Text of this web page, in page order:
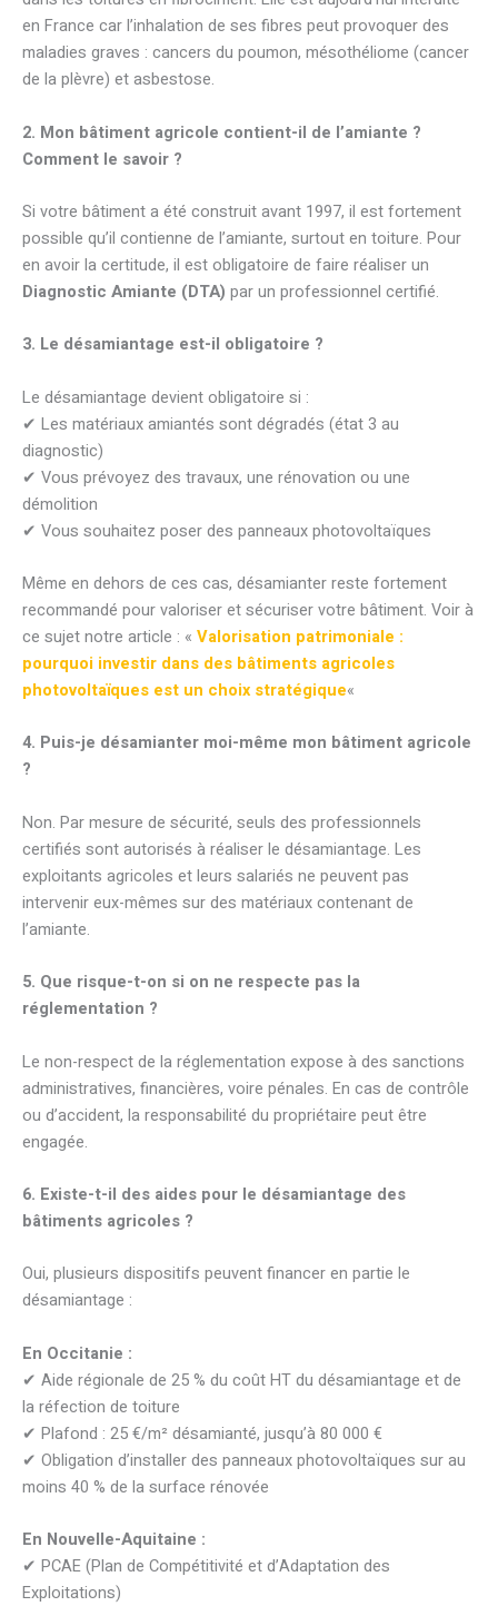
en France car l’inhalation de ses fibres peut provoquer des
maladies graves : cancers du poumon, mésothéliome (cancer
de la plèvre) et asbestose.
2. Mon bâtiment agricole contient-il de l’amiante ?
Comment le savoir ?
Si votre bâtiment a été construit avant 1997, il est fortement
possible qu’il contienne de l’amiante, surtout en toiture. Pour
en avoir la certitude, il est obligatoire de faire réaliser un
Diagnostic Amiante (DTA) par un professionnel certifié.
3. Le désamiantage est-il obligatoire ?
Le désamiantage devient obligatoire si :
✔ Les matériaux amiantés sont dégradés (état 3 au
diagnostic)
✔ Vous prévoyez des travaux, une rénovation ou une
démolition
✔ Vous souhaitez poser des panneaux photovoltaïques
Même en dehors de ces cas, désamianter reste fortement
recommandé pour valoriser et sécuriser votre bâtiment. Voir à
ce sujet notre article : « Valorisation patrimoniale :
pourquoi investir dans des bâtiments agricoles
photovoltaïques est un choix stratégique«
4. Puis-je désamianter moi-même mon bâtiment agricole
?
Non. Par mesure de sécurité, seuls des professionnels
certifiés sont autorisés à réaliser le désamiantage. Les
exploitants agricoles et leurs salariés ne peuvent pas
intervenir eux-mêmes sur des matériaux contenant de
l’amiante.
5. Que risque-t-on si on ne respecte pas la
réglementation ?
Le non-respect de la réglementation expose à des sanctions
administratives, financières, voire pénales. En cas de contrôle
ou d’accident, la responsabilité du propriétaire peut être
engagée.
6. Existe-t-il des aides pour le désamiantage des
bâtiments agricoles ?
Oui, plusieurs dispositifs peuvent financer en partie le
désamiantage :
En Occitanie :
✔ Aide régionale de 25 % du coût HT du désamiantage et de
la réfection de toiture
✔ Plafond : 25 €/m² désamianté, jusqu’à 80 000 €
✔ Obligation d’installer des panneaux photovoltaïques sur au
moins 40 % de la surface rénovée
En Nouvelle-Aquitaine :
✔ PCAE (Plan de Compétitivité et d’Adaptation des
Exploitations)